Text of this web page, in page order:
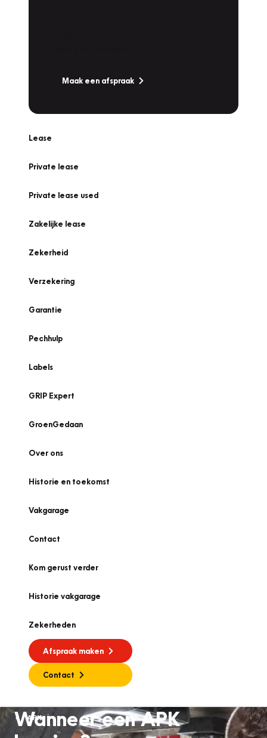
Maak een afspraak
Lease
Private lease
Private lease used
Zakelijke lease
Zekerheid
Verzekering
Garantie
Pechhulp
Labels
GRIP Expert
GroenGedaan
Over ons
Historie en toekomst
Vakgarage
Contact
Kom gerust verder
Historie vakgarage
Zekerheden
Afspraak maken
Contact
APK
Wanneer een APK